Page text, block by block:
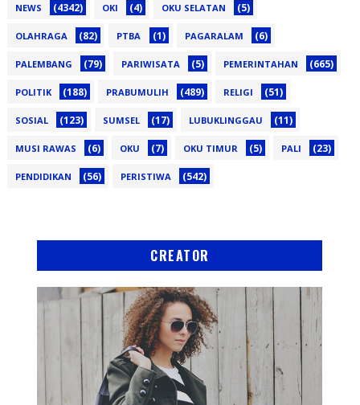
NEWS (4342) OKI (4) OKU SELATAN (5)
OLAHRAGA (82) PTBA (1) PAGARALAM (6)
PALEMBANG (79) PARIWISATA (5) PEMERINTAHAN (665)
POLITIK (188) PRABUMULIH (489) RELIGI (51)
SOSIAL (123) SUMSEL (17) LUBUKLINGGAU (11)
MUSI RAWAS (6) OKU (7) OKU TIMUR (5) PALI (23)
PENDIDIKAN (56) PERISTIWA (542)
CREATOR